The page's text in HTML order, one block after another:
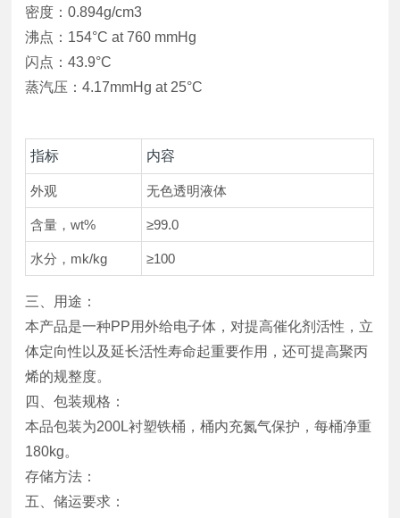
密度：0.894g/cm3
沸点：154°C at 760 mmHg
闪点：43.9°C
蒸汽压：4.17mmHg at 25°C
指标 内容
外观 无色透明液体
含量，wt% ≥99.0
水分，mk/kg ≥100
三、用途：
本产品是一种PP用外给电子体，对提高催化剂活性，立
体定向性以及延长活性寿命起重要作用，还可提高聚丙
烯的规整度。
四、包装规格：
本品包装为200L衬塑铁桶，桶内充氮气保护，每桶净重
180kg。
存储方法：
五、储运要求：